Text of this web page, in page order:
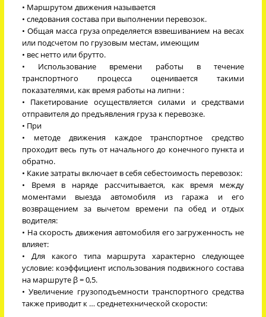
• Маршрутом движения называется
• следования состава при выполнении перевозок.
• Общая масса груза определяется взвешиванием на весах
или подсчетом по грузовым местам, имеющим
• вес нетто или брутто.
• Использование времени работы в течение
транспортного процесса оценивается такими
показателями, как время работы на липни :
• Пакетирование осуществляется силами и средствами
отправителя до предъявления груза к перевозке.
• При
• методе движения каждое транспортное средство
проходит весь путь от начального до конечного пункта и
обратно.
• Какие затраты включает в себя себестоимость перевозок:
• Время в наряде рассчитывается, как время между
моментами выезда автомобиля из гаража и его
возвращением за вычетом времени па обед и отдых
водителя:
• На скорость движения автомобиля его загруженность не
влияет:
• Для какого типа маршрута характерно следующее
условие: коэффициент использования подвижного состава
на маршруте β = 0,5.
• Увеличение грузоподъемности транспортного средства
также приводит к … среднетехнической скорости: